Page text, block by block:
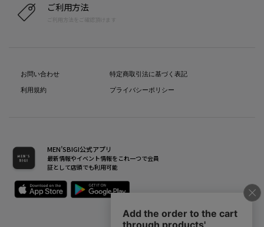
ご利用方法
ご利用方法をご確認頂けます
お問い合わせ
利用規約
特定商取引法に基づく表記
プライバシーポリシー
MEN’SBIGI公式アプリ
最新情報やイベント情報をこれ一つで会員
証として店頭でも利用可能